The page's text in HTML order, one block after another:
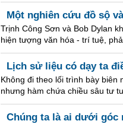
Một nghiên cứu đồ sộ
Trịnh Công Sơn và Bob Dylan
hiện tượng văn hóa - trí tuệ,
Lịch sử liệu có dạy ta
Không đi theo lối trình bày biên
nhưng hàm chứa chiều sâu tư
Chúng ta là ai dưới góc